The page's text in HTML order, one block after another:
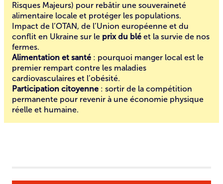
Risques Majeurs) pour rebâtir une souveraineté
alimentaire locale et protéger les populations.
Impact de l’OTAN, de l’Union européenne et du
conflit en Ukraine sur le prix du blé et la survie de nos
fermes.
Alimentation et santé : pourquoi manger local est le
premier rempart contre les maladies
cardiovasculaires et l’obésité.
Participation citoyenne : sortir de la compétition
permanente pour revenir à une économie physique
réelle et humaine.